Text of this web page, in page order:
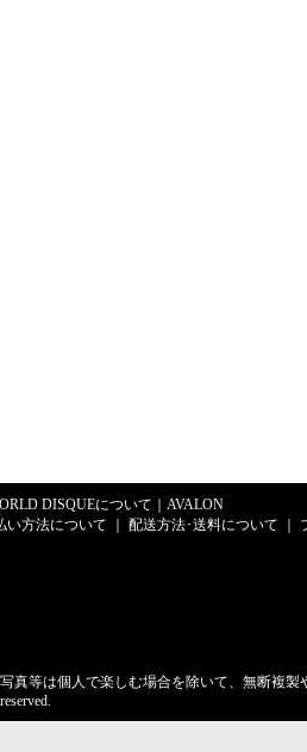
DISQUEについて
AVALON
い方法について 配送方法･送料について
真等は個人で楽しむ場合を除いて、無断複